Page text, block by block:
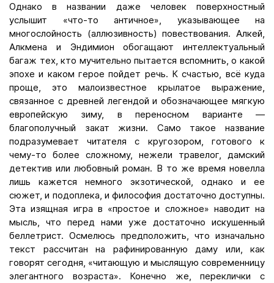
Однако в названии даже человек поверхностный
услышит «что-то античное», указывающее на
многослойность (аллюзивность) повествования. Алкей,
Алкмена и Эндимион обогащают интеллектуальный
багаж тех, кто мучительно пытается вспомнить, о какой
эпохе и каком герое пойдет речь. К счастью, всё куда
проще, это малоизвестное крылатое выражение,
связанное с древней легендой и обозначающее мягкую
европейскую зиму, в переносном варианте —
благополучный закат жизни. Само такое название
подразумевает читателя с кругозором, готового к
чему-то более сложному, нежели травелог, дамский
детектив или любовный роман. В то же время новелла
лишь кажется немного экзотической, однако и ее
сюжет, и подоплека, и философия достаточно доступны.
Эта изящная игра в «простое и сложное» наводит на
мысль, что перед нами уже достаточно искушенный
беллетрист. Осмелюсь предположить, что изначально
текст рассчитан на рафинированную даму или, как
говорят сегодня, «читающую и мыслящую современницу
элегантного возраста». Конечно же, переклички с